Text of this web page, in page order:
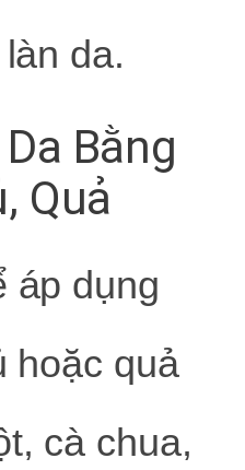
da.
Bằng
Quả
áp dụng
hoặc quả
cà chua,